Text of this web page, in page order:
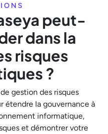
peut-
dans la
risques
?
gestion des risques
étendre la gouvernance à
informatique,
et démontrer votre